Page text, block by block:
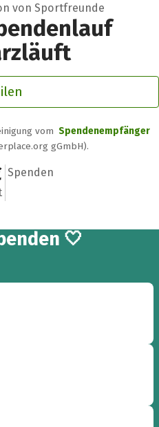
von Sportfreunde
vom Spendenempfänger
gGmbH).
€
32
Spenden
🤍